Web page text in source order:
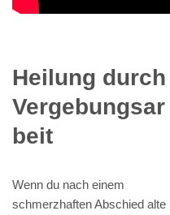
Heilung durch
Vergebungsar
beit
Wenn du nach einem
schmerzhaften Abschied alte